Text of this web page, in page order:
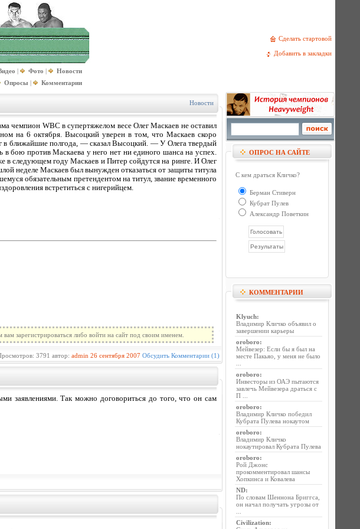
Сделать стартовой
Добавить в закладки
| Фото |
Новости
Опросы | Комментарии
Новости
чемпион WBC в супертяжелом весе Олег Маскаев не оставил
на 6 октября. Высоцкий уверен в том, что Маскаев скоро
в ближайшие полгода, — сказал Высоцкий. — У Олега твердый
в бою против Маскаева у него нет ни единого шанса на успех.
в следующем году Маскаев и Питер сойдутся на ринге. И Олег
неделе Маскаев был вынужден отказаться от защиты титула
обязательным претендентом на титул, звание временного
встретиться с нигерийцем.
зарегистрироваться либо войти на сайт под своим именем.
3791 автор: admin 26 сентября 2007 Обсудить Комментарии (1)
заявлениями. Так можно договориться до того, что он сам
ОПРОС НА САЙТЕ
С кем драться Кличко?
Берман Стиверн
Кубрат Пулев
Александр Поветкин
КОММЕНТАРИИ
Klyuch:
Владимир Кличко объявил о
завершении карьеры
oroboro:
Мейвезер: Если бы я был на
месте Пакьяо, у меня не было
oroboro:
Инвесторы из ОАЭ пытаются
завлечь Мейвезера драться с
П ...
oroboro:
Владимир Кличко победил
Кубрата Пулева нокаутом
oroboro:
Владимир Кличко
нокаутировал Кубрата Пулева
oroboro:
Рой Джонс
прокомментировал шансы
Хопкинса и Ковалева
ND:
По словам Шеннона Бриггса,
он начал получать угрозы от
Civilization: